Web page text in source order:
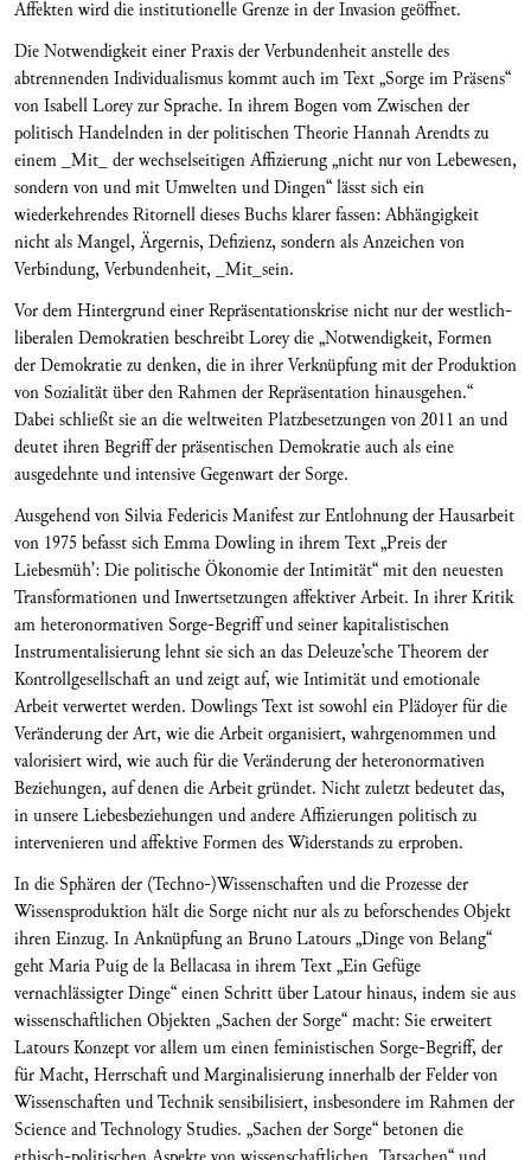
Affekten wird die institutionelle Grenze in der Invasion geöffnet.
Die Notwendigkeit einer Praxis der Verbundenheit anstelle des
abtrennenden Individualismus kommt auch im Text „Sorge im Präsens“
von Isabell Lorey zur Sprache. In ihrem Bogen vom Zwischen der
politisch Handelnden in der politischen Theorie Hannah Arendts zu
einem _Mit_ der wechselseitigen Affizierung „nicht nur von Lebewesen,
sondern von und mit Umwelten und Dingen“ lässt sich ein
wiederkehrendes Ritornell dieses­ Buchs klarer fassen: Abhängigkeit
nicht als Mangel, Ärgernis, Defizienz, sondern als Anzeichen von
Verbindung, Verbundenheit, _Mit_sein.
Vor dem Hintergrund einer Repräsentationskrise nicht nur der westlich-
liberalen Demokratien beschreibt Lorey die „Notwendigkeit, Formen
der Demokratie zu denken, die in ihrer Verknüpfung mit der Produktion
von Sozialität über den Rahmen der Repräsentation hinausgehen.“
Dabei schließt sie an die weltweiten Platzbesetzungen von 2011 an und
deutet ihren Begriff der präsentischen Demokratie auch als eine
ausgedehnte und intensive Gegenwart der Sorge.
Ausgehend von Silvia Federicis Manifest zur Entlohnung der Hausarbeit
von 1975 befasst sich Emma Dowling in ihrem Text „Preis der
Liebesmüh’: Die politische Ökonomie der Intimität“ mit den neuesten
Transformationen und Inwertsetzungen affektiver Arbeit. In ihrer Kritik
am heteronormativen Sorge-Begriff und seiner kapitalistischen
Instrumentalisierung lehnt sie sich an das Deleuze’sche Theorem der
Kontrollgesellschaft an und zeigt auf, wie Intimität und emotionale
Arbeit verwertet werden. Dowlings Text ist sowohl ein Plädoyer für die
Veränderung der Art, wie die Arbeit organisiert, wahrgenommen und
valorisiert wird, wie auch für die Veränderung der heteronormativen
Beziehungen, auf denen die Arbeit gründet. Nicht zuletzt bedeutet das,
in unsere Liebesbeziehungen und andere Affizierungen politisch zu
intervenieren und affektive Formen des Widerstands zu erproben.
In die Sphären der (Techno-)Wissenschaften und die Prozesse der
Wissensproduktion hält die Sorge nicht nur als zu beforschendes Objekt
ihren Einzug. In Anknüpfung an Bruno Latours „Dinge von Belang“
geht Maria Puig de la Bellacasa in ihrem Text „Ein Gefüge
vernachlässigter Dinge“ einen Schritt über Latour hinaus, indem sie aus
wissenschaftlichen Objekten „Sachen der Sorge“ macht: Sie erweitert
Latours Konzept vor allem um einen feministischen Sorge-Begriff, der
für Macht, Herrschaft und Marginalisierung innerhalb der Felder von
Wissenschaften und Technik sensibilisiert, insbesondere im Rahmen der
Science and Technology Studies. „Sachen der Sorge“ betonen die